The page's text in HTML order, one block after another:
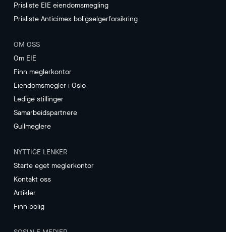
Prisliste EIE eiendomsmegling
Prisliste Anticimex boligselgerforsikring
OM OSS
Om EIE
Finn meglerkontor
Eiendomsmegler i Oslo
Ledige stillinger
Samarbeidspartnere
Gullmeglere
NYTTIGE LENKER
Starte eget meglerkontor
Kontakt oss
Artikler
Finn bolig